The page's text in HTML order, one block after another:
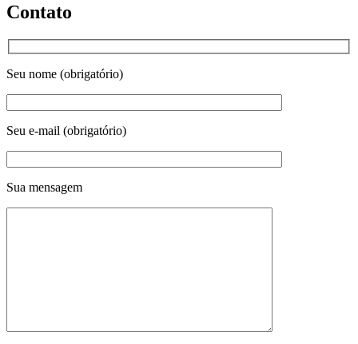
Contato
Seu nome (obrigatório)
Seu e-mail (obrigatório)
Sua mensagem